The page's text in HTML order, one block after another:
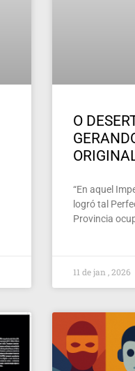
O
“En aquel
logró tal
Provincia
11 de jan , 2026